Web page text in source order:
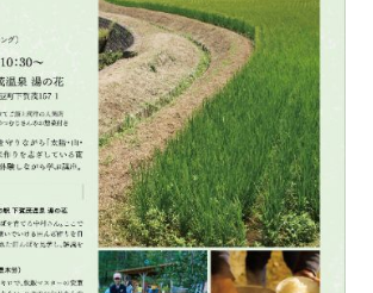
ー
伊豆ワーケーション